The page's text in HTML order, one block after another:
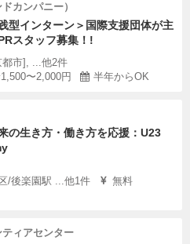
カンパニー）
型インターン＞国際支援団体が主
スタッフ募集！!
市], ...他2件
〜2,000円
半年からOK
の生き方・働き方を応援：U23
/後楽園駅 ...他1件
無料
ィアセンター